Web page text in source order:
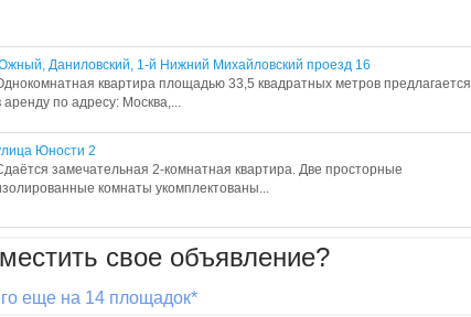
Даниловский, 1-й Нижний Михайловский проезд 16
квартира площадью 33,5 квадратных метров предлагается
аренду по адресу: Москва,...
Юности 2
замечательная 2-комнатная квартира. Две просторные
комнаты укомплектованы...
свое объявление?
еще на 14 площадок*